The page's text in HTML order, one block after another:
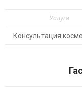
Услуга
Консультация